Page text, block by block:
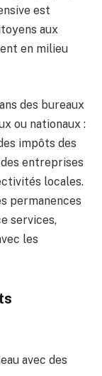
est
aux
en milieu
des bureaux
ou nationaux :
impôts des
entreprises
locales.
permanences
services,
les
avec des